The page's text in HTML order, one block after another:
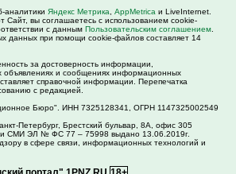
аналитики Яндекс Метрика AppMetrica и LiveInternet.
Сайт, вы соглашаетесь с использованием cookie-
с данным Пользовательским соглашением
данных при помощи cookie-файлов составляет 14
за достоверность информации,
объявлениях и сообщениях информационных
справочной информации. Перепечатка
с редакцией.
Бюро". ИНН 7325128341, ОГРН 1147325002549
Петербург, Брестский бульвар, 8А, офис 305
СМИ ЭЛ № ФС 77 – 75998 выдано 13.06.2019г.
в сфере связи, информационных технологий и